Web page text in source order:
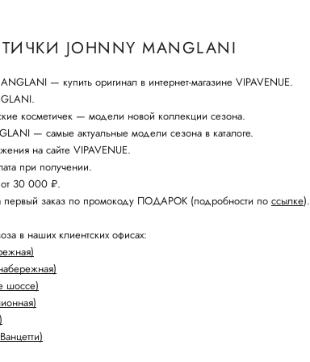
JOHNNY MANGLANI
— купить оригинал в интернет-магазине VIPAVENUE.
косметичек — модели новой коллекции сезона.
— самые актуальные модели сезона в каталоге.
на сайте VIPAVENUE.
при получении.
от 30 000 ₽.
первый заказ по промокоду ПОДАРОК (подробности по ссылке).
в наших клиентских офисах:
шоссе)